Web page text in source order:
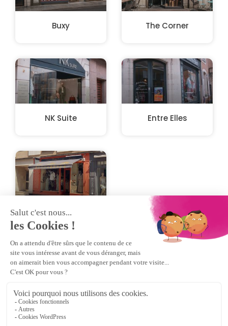
Buxy The Corner
NK Suite Entre Elles
Les Pépites de
Marion